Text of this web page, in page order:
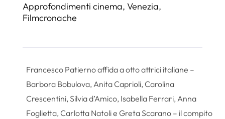
Approfondimenti cinema, Venezia,
Filmcronache
Francesco Patierno affida a otto attrici italiane –
Barbora Bobulova, Anita Caprioli, Carolina
Crescentini, Silvia d’Amico, Isabella Ferrari, Anna
Foglietta, Carlotta Natoli e Greta Scarano – il compito